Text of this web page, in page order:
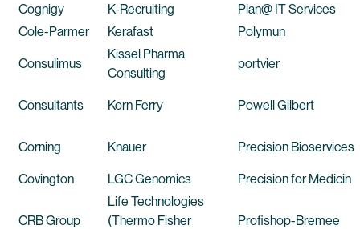
Cognigy K-Recruiting
Plan@ IT Services
Cole-Parmer
Kerafast Polymun
Consulimus
Kissel Pharma
Consulting
portvier
Consultants Korn Ferry Powell Gilbert
Corning Knauer Precision Bioservices
Covington LGC Genomics Precision for Medicin
CRB Group
Life Technologies
(Thermo Fisher
Profishop-Bremee